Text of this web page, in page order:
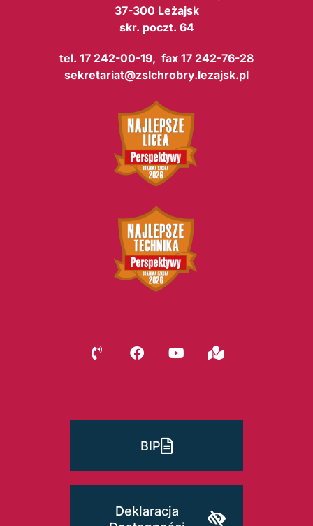
37-300 Leżajsk
skr. poczt. 64
tel. 17 242-00-19, fax 17 242-76-28
sekretariat@zslchrobry.lezajsk.pl
BIP
Deklaracja